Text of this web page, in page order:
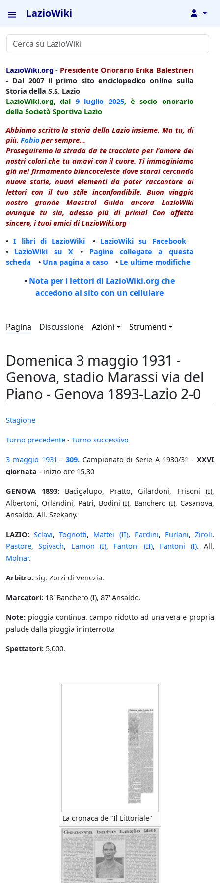
LazioWiki ↓
LazioWiki.org - Presidente Onorario Erika Balestrieri
- Dal 2007 il primo sito enciclopedico online sulla
Storia della S.S. Lazio
LazioWiki.org, dal 9 luglio 2025, è socio onorario
della Società Sportiva Lazio
Abbiamo scritto la storia della Lazio insieme. Ma tu, di
più. Fabio per sempre...
Proseguiremo la strada da te tracciata per l'amore dei
nostri colori che tu amavi con il cuore. Ti immaginiamo
già nel firmamento biancoceleste dove starai cercando
nuove storie, nuovi elementi da poter raccontare ai
lettori con il tuo stile inconfondibile. Buon viaggio
nostro grande Maestro! Guida ancora LazioWiki
ovunque tu sia, adesso più di prima! Con affetto
sincero, i tuoi amici di LazioWiki.org
•I libri di LazioWiki • LazioWiki su Facebook
• LazioWiki su X • Pagine collegate a questa
scheda • Una pagina a caso • Le ultime modifiche
• Nota per i lettori di LazioWiki.org che
accedono al sito con un cellulare
Pagina Discussione Azioni Strumenti
Domenica 3 maggio 1931 -
Genova, stadio Marassi via del
Piano - Genova 1893-Lazio 2-0
Stagione
Turno precedente - Turno successivo
3 maggio 1931 - 309.Campionato di Serie A 1930/31 -XXVI
giornata - inizio ore 15,30
GENOVA 1893:Bacigalupo, Pratto, Gilardoni, Frisoni (I),
Albertoni, Orlandini, Patri, Bodini (I), Banchero (I), Casanova,
Ansaldo. All. Szekany.
LAZIO: Sclavi,Tognotti, Mattei (II), Pardini, Furlani,Ziroli,
Pastore,Spivach, Lamon (I), Fantoni (II), Fantoni (I). All.
Molnar.
Arbitro: sig. Zorzi di Venezia.
Marcatori: 18' Banchero (I), 87' Ansaldo.
Note: pioggia continua. campo ridotto ad una vera e propria
palude dalla pioggia ininterrotta
Spettatori: 5.000.
La cronaca de "Il Littoriale"